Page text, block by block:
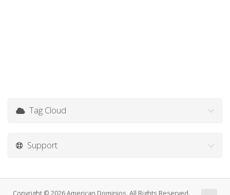
Tag Cloud
Support
Copyright © 2026 American Dominios. All Rights Reserved.